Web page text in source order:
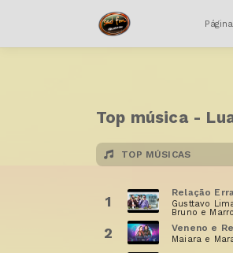
Top música -
TOP MÚSICAS
1
Relação
Gusttavo
Bruno e
2 Veneno e
Maiara e